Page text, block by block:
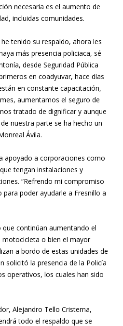
necesaria es el aumento de
incluidas comunidades.
tenido su respaldo, ahora les
más presencia policiaca, sé
desde Seguridad Pública
en coadyuvar, hace días
en constante capacitación,
aumentamos el seguro de
tratado de dignificar y aunque
nuestra parte se ha hecho un
Ávila.
apoyado a corporaciones como
tengan instalaciones y
“Refrendo mi compromiso
poder ayudarle a Fresnillo a
continúan aumentando el
motocicleta o bien el mayor
a bordo de estas unidades de
solicitó la presencia de la Policía
operativos, los cuales han sido
Alejandro Tello Cristerna,
todo el respaldo que se